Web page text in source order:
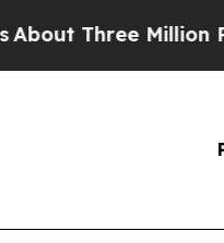
Three Million